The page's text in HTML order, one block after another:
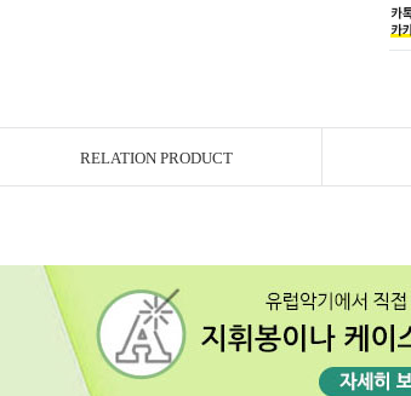
RELATION PRODUCT